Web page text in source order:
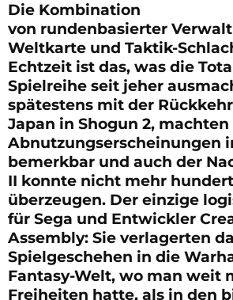
Die Kombination
von rundenbasierter
Weltkarte und Taktik-
Echtzeit ist das, was die
Spielreihe seit jeher
spätestens mit der
Japan in Shogun 2,
Abnutzungserscheinungen
bemerkbar und auch der
II konnte nicht mehr
überzeugen. Der einzige
für Sega und Entwickler
Assembly: Sie verlagerten
Spielgeschehen in die
Fantasy-Welt, wo man weit
Freiheiten hatte, als in den